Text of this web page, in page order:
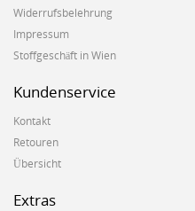
Widerrufsbelehrung
Impressum
Stoffgeschäft in Wien
Kundenservice
Kontakt
Retouren
Übersicht
Extras